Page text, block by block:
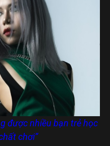
được nhiều bạn trẻ học
chơi”